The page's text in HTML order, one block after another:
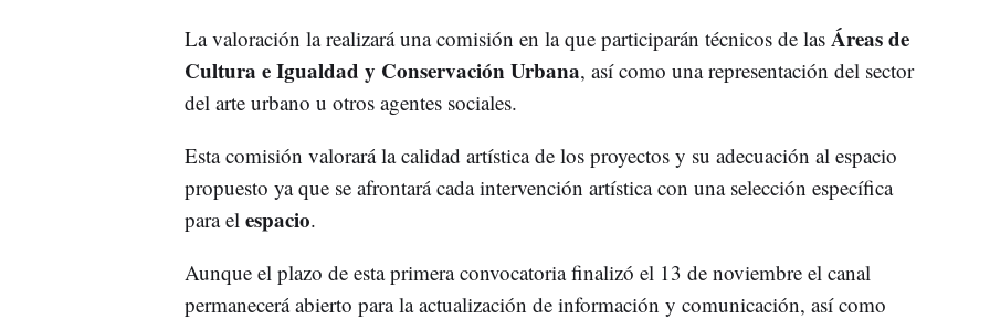
La valoración la realizará una comisión en la que participarán técnicos de las Áreas de
Cultura e Igualdad y Conservación Urbana, así como una representación del sector
del arte urbano u otros agentes sociales.
Esta comisión valorará la calidad artística de los proyectos y su adecuación al espacio
propuesto ya que se afrontará cada intervención artística con una selección específica
para el espacio.
Aunque el plazo de esta primera convocatoria finalizó el 13 de noviembre el canal
permanecerá abierto para la actualización de información y comunicación, así como